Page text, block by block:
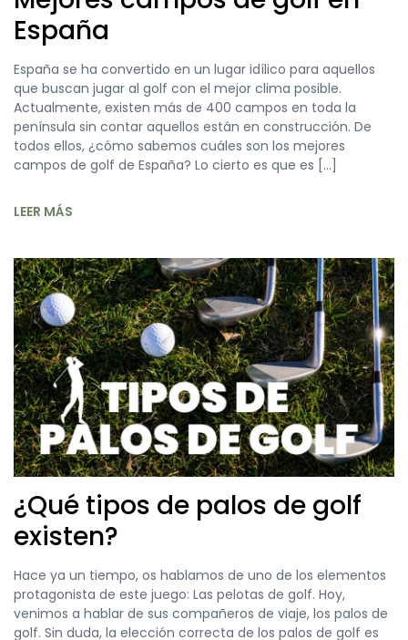
España
España se ha convertido en un lugar idílico para aquellos
que buscan jugar al golf con el mejor clima posible.
Actualmente, existen más de 400 campos en toda la
península sin contar aquellos están en construcción. De
todos ellos, ¿cómo sabemos cuáles son los mejores
campos de golf de España? Lo cierto es que es […]
LEER MÁS
¿Qué tipos de palos de golf
existen?
Hace ya un tiempo, os hablamos de uno de los elementos
protagonista de este juego: Las pelotas de golf. Hoy,
venimos a hablar de sus compañeros de viaje, los palos de
golf. Sin duda, la elección correcta de los palos de golf es